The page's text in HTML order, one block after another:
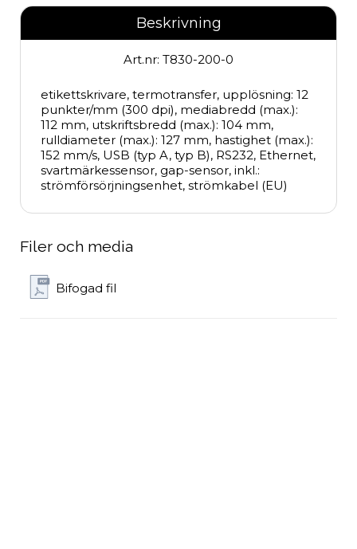
Beskrivning
Art.nr: T830-200-0
etikettskrivare, termotransfer, upplösning: 12
punkter/mm (300 dpi), mediabredd (max.):
112 mm, utskriftsbredd (max.): 104 mm,
rulldiameter (max.): 127 mm, hastighet (max.):
152 mm/s, USB (typ A, typ B), RS232, Ethernet,
svartmärkessensor, gap-sensor, inkl.:
strömförsörjningsenhet, strömkabel (EU)
Filer och media
Bifogad fil